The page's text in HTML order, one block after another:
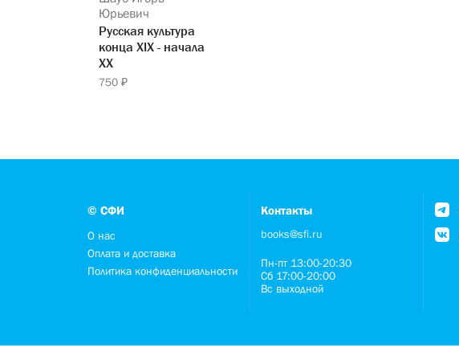
Юрьевич
Русская культура
конца XIX - начала
XX
750 ₽
© СФИ
О нас
Оплата и доставка
Политика конфиденциальности
Контакты
books@sfi.ru
Пн-пт 13:00-20:30
Сб 17:00-20:00
Вс выходной